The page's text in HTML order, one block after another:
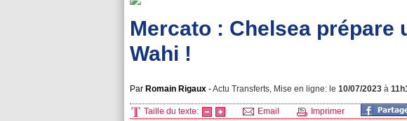
Mercato : Chelsea prépare
Wahi !
Par Romain Rigaux -Actu Transferts, Mise en ligne: le 10/07/2023 à
Taille du texte: Email Imprimer